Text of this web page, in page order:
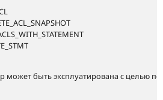
может быть эксплуатирована с целью